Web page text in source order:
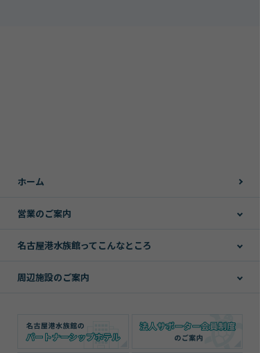
ホーム
営業のご案内
名古屋港水族館ってこんなところ
周辺施設のご案内